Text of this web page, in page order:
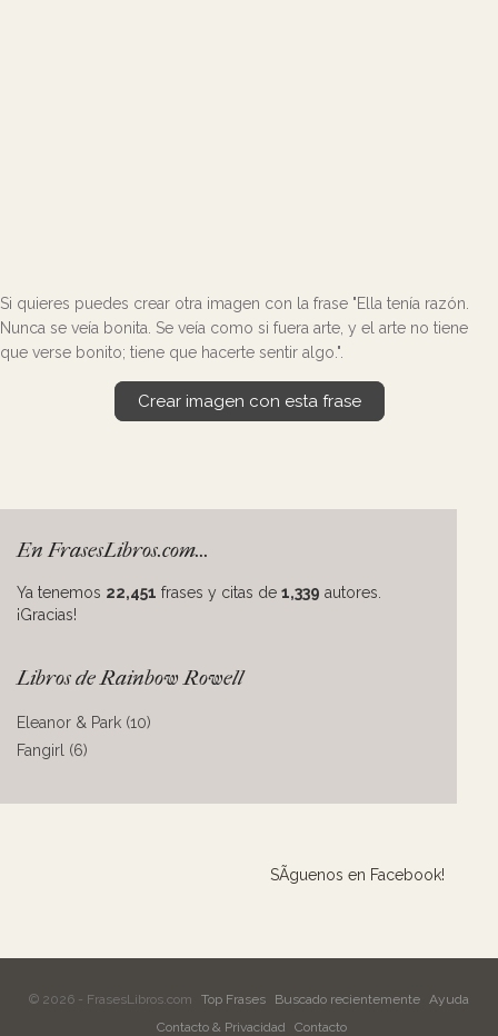
Si quieres puedes crear otra imagen con la frase "Ella tenía razón.
Nunca se veía bonita. Se veía como si fuera arte, y el arte no tiene
que verse bonito; tiene que hacerte sentir algo.".
Crear imagen con esta frase
En FrasesLibros.com...
Ya tenemos 22,451 frases y citas de 1,339 autores.
¡Gracias!
Libros de Rainbow Rowell
Eleanor & Park (10)
Fangirl (6)
SÃ­guenos en Facebook!
© 2026 - FrasesLibros.com Top Frases Buscado recientemente Ayuda
Contacto & Privacidad
Contacto